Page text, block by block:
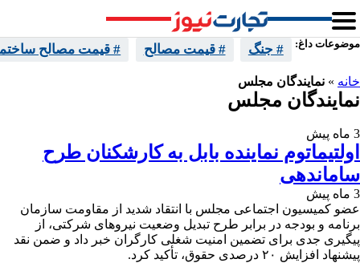
موضوعات داغ: # جنگ # قیمت مصالح # قیمت مصالح
خانه » نمایندگان مجلس
نمایندگان مجلس
3 ماه پیش
اولتیماتوم نماینده بابل به کارشکنان طرح
ساماندهی
3 ماه پیش
عضو کمیسیون اجتماعی مجلس با انتقاد شدید از مقاومت سازمان
برنامه و بودجه در برابر طرح تبدیل وضعیت نیروهای شرکتی، از
پیگیری جدی برای تضمین امنیت شغلی کارگران خبر داد و ضمن نقد
پیشنهاد افزایش ۲۰ درصدی حقوق، تأکید کرد.